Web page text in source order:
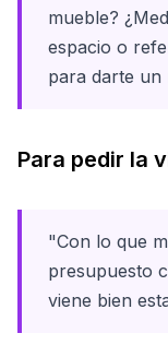
mueble?
espacio o
para darte un
Para pedir la
"Con lo que
presupuesto
viene bien